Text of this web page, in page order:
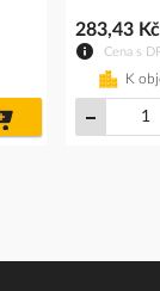
košíku
Cena s
283,43
K